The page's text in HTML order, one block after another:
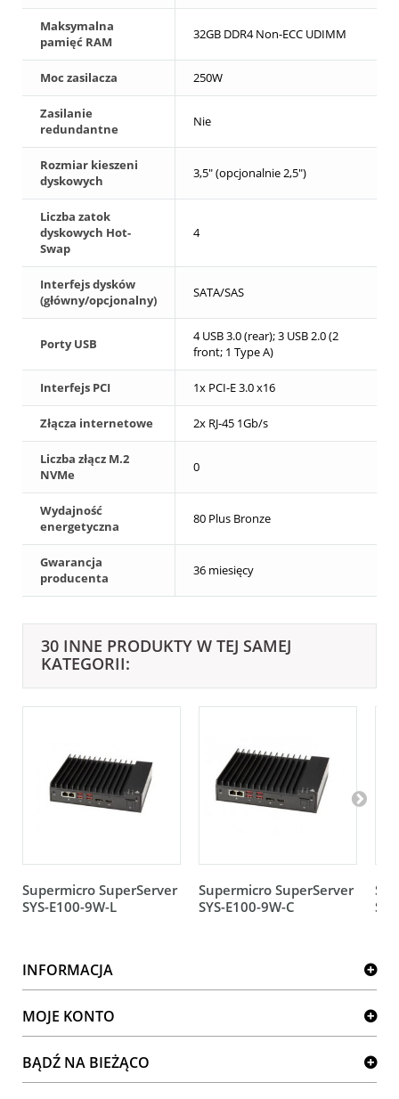
Maksymalna
pamięć RAM
32GB DDR4 Non-ECC UDIMM
Moc zasilacza 250W
Zasilanie
redundantne
Nie
Rozmiar kieszeni
dyskowych
3,5" (opcjonalnie 2,5")
Liczba zatok
dyskowych Hot-
Swap
4
Interfejs dysków
(główny/opcjonalny)
SATA/SAS
Porty USB
4 USB 3.0 (rear); 3 USB 2.0 (2
front; 1 Type A)
Interfejs PCI 1x PCI-E 3.0 x16
Złącza internetowe 2x RJ-45 1Gb/s
Liczba złącz M.2
NVMe
0
Wydajność
energetyczna
80 Plus Bronze
Gwarancja
producenta
36 miesięcy
30 INNE PRODUKTY W TEJ SAMEJ
KATEGORII:
Supermicro SuperServer
SYS-E100-9W-L
Supermicro SuperServer
SYS-E100-9W-C
INFORMACJA
MOJE KONTO
BĄDŹ NA BIEŻĄCO